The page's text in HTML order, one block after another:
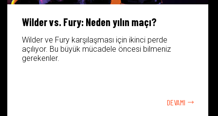
Wilder vs. Fury: Neden yılın maçı?
Wilder ve Fury karşılaşması için ikinci perde
açılıyor. Bu büyük mücadele öncesi bilmeniz
gerekenler.
DEVAMI